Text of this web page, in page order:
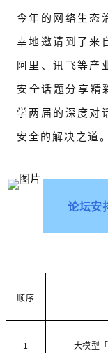
今年的网络生态
幸地邀请到了来
阿里、讯飞等产
安全话题分享精
学两届的深度对
安全的解决之道。
论坛安
顺序
1 大模型